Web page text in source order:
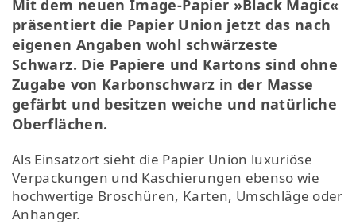
Mit dem neuen Image-Papier »Black Magic«
präsentiert die Papier Union jetzt das nach
eigenen Angaben wohl schwärzeste
Schwarz. Die Papiere und Kartons sind ohne
Zugabe von Karbonschwarz in der Masse
gefärbt und besitzen weiche und natürliche
Oberflächen.
Als Einsatzort sieht die Papier Union luxuriöse
Verpackungen und Kaschierungen ebenso wie
hochwertige Broschüren, Karten, Umschläge oder
Anhänger.